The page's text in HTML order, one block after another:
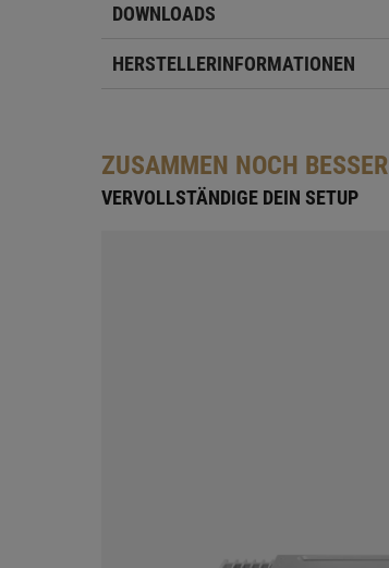
DOWNLOADS
HERSTELLERINFORMATIONEN
ZUSAMMEN NOCH BESSER
VERVOLLSTÄNDIGE DEIN SETUP